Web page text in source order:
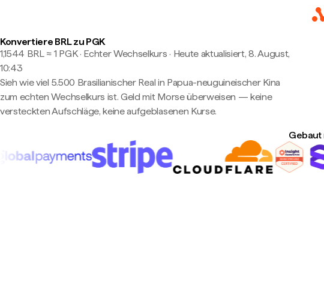
Konvertiere BRL zu PGK
1,1544 BRL ≈ 1 PGK · Echter Wechselkurs · Heute aktualisiert, 8. August,
10:43
Sieh wie viel 5.500 Brasilianischer Real in Papua-neuguineischer Kina
zum echten Wechselkurs ist. Geld mit Morse überweisen — keine
versteckten Aufschläge, keine aufgeblasenen Kurse.